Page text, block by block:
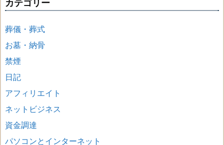
カテゴリー
葬儀・葬式
お墓・納骨
禁煙
日記
アフィリエイト
ネットビジネス
資金調達
パソコンとインターネット